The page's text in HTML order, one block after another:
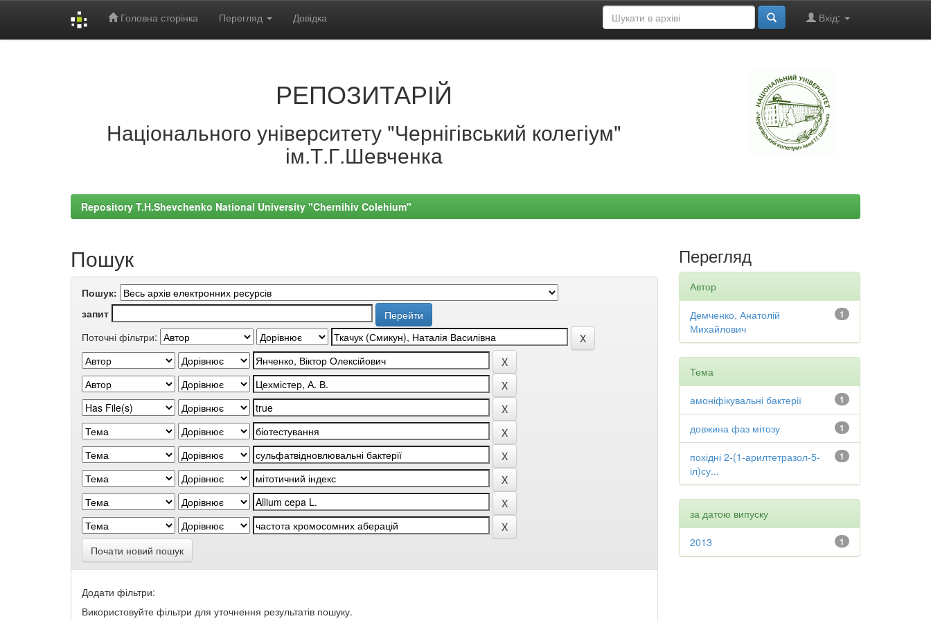
Головна сторінка Перегляд Довідка Вхід:
РЕПОЗИТАРІЙ
Національного університету "Чернігівський колегіум"
ім.Т.Г.Шевченка
Repository T.H.Shevchenko National University "Chernihiv Colehium"
Пошук
Пошук:
запит
Поточні фільтри:
Почати новий пошук
Додати фільтри:
Використовуйте фільтри для уточнення результатів пошуку.
Перегляд
Автор
1
Демченко, Анатолій
Михайлович
Тема
1
амоніфікувальні бактерії
1
довжина фаз мітозу
1
похідні 2-(1-арилтетразол-5-
іл)су...
за датою випуску
1
2013